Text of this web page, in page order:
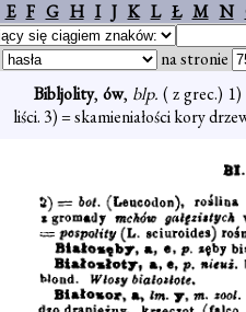
E F G H I J K L Ł M N
na stronie
Bibljolity, ów, blp. ( z grec.)
liści. 3) = skamieniałości kory